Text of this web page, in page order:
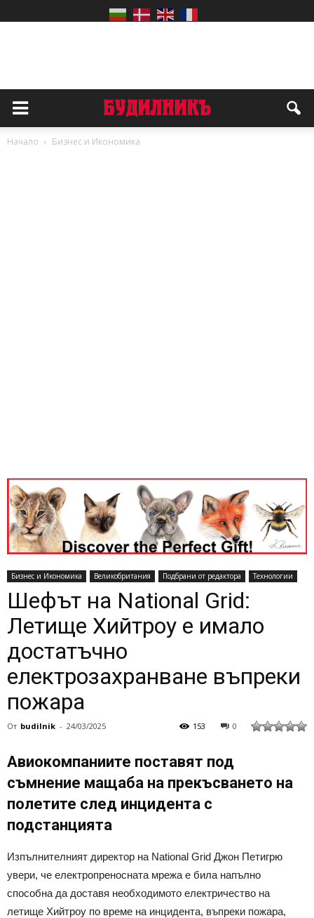
Начало Бизнес и Икономика
Бизнес и Икономика Великобритания Подбрани от редактора Технологии
Шефът на National Grid:
Летище Хийтроу е имало
достатъчно
електрозахранване въпреки
пожара
От budilnik - 24/03/2025 0
153
Авиокомпаниите поставят под
съмнение мащаба на прекъсването на
полетите след инцидента с
подстанцията
Изпълнителният директор на National Grid Джон Петигрю
увери, че електропреносната мрежа е била напълно
способна да доставя необходимото електричество на
летище Хийтроу по време на инцидента, въпреки пожара,